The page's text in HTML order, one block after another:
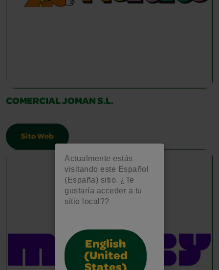
Actualmente estás
visitando este Español
(España) sitio. ¿Te
gustaría acceder a tu
sitio local??
English
(United
COMERCIAL JOMAN S.L.
Sito Web